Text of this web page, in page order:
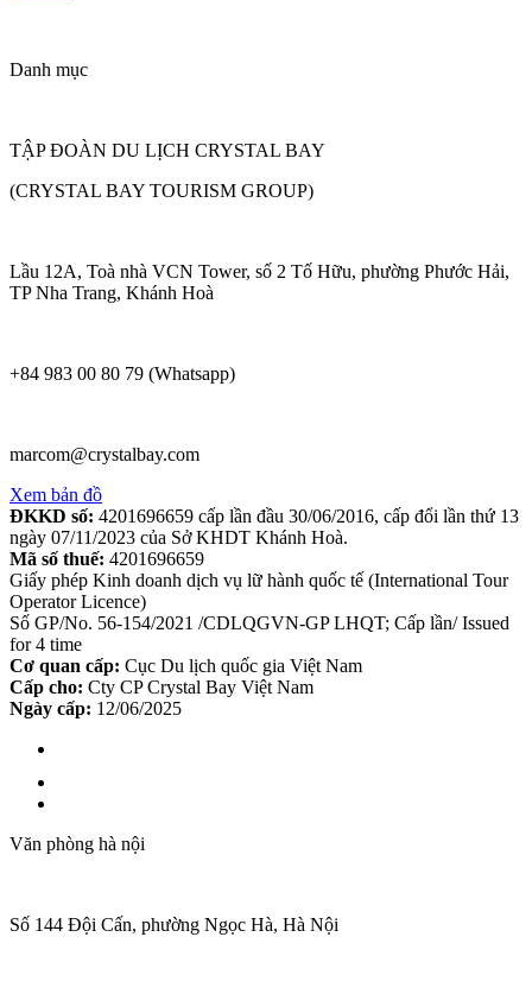
Danh mục
TẬP ĐOÀN DU LỊCH CRYSTAL BAY
(CRYSTAL BAY TOURISM GROUP)
Lầu 12A, Toà nhà VCN Tower, số 2 Tố Hữu, phường Phước Hải,
TP Nha Trang, Khánh Hoà
+84 983 00 80 79 (Whatsapp)
marcom@crystalbay.com
Xem bản đồ
ĐKKD số: 4201696659 cấp lần đầu 30/06/2016, cấp đổi lần thứ 13
ngày 07/11/2023 của Sở KHDT Khánh Hoà.
Mã số thuế: 4201696659
Giấy phép Kinh doanh dịch vụ lữ hành quốc tế (International Tour
Operator Licence)
Số GP/No. 56-154/2021 /CDLQGVN-GP LHQT; Cấp lần/ Issued
for 4 time
Cơ quan cấp: Cục Du lịch quốc gia Việt Nam
Cấp cho: Cty CP Crystal Bay Việt Nam
Ngày cấp: 12/06/2025
Văn phòng hà nội
Số 144 Đội Cấn, phường Ngọc Hà, Hà Nội